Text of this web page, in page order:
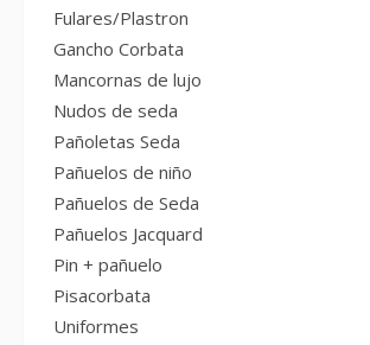
Fulares/Plastron
Gancho Corbata
Mancornas de lujo
Nudos de seda
Pañoletas Seda
Pañuelos de niño
Pañuelos de Seda
Pañuelos Jacquard
Pin + pañuelo
Pisacorbata
Uniformes